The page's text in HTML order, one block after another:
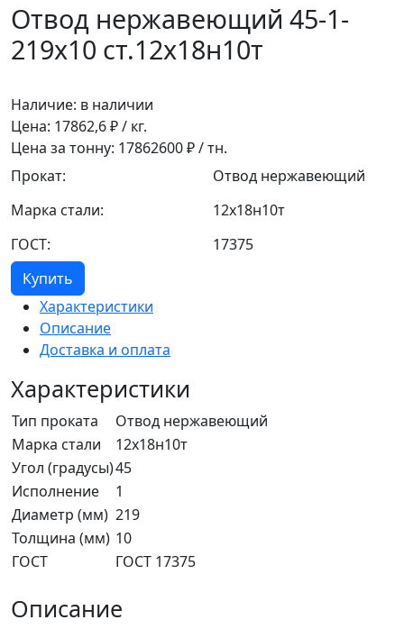
Отвод нержавеющий 45-1-
219х10 ст.12х18н10т
Наличие: в наличии
Цена: 17862,6₽ / кг.
Цена за тонну: 17862600₽ / тн.
Прокат:
Отвод нержавеющий
Марка стали:
12х18н10т
ГОСТ:
17375
Купить
Характеристики
Описание
Доставка и оплата
Характеристики
Тип проката
Отвод нержавеющий
Марка стали
12х18н10т
Угол (градусы)45
Исполнение
1
Диаметр (мм) 219
Толщина (мм) 10
ГОСТ
ГОСТ 17375
Описание